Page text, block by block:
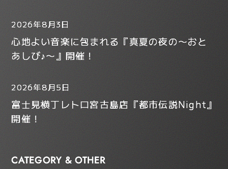
2026年8月3日
心地よい音楽に包まれる『真夏の夜の〜おと
あしび♪〜』開催！
2026年8月5日
富士見横丁レトロ宮古島店『都市伝説Night』
開催！
CATEGORY & OTHER